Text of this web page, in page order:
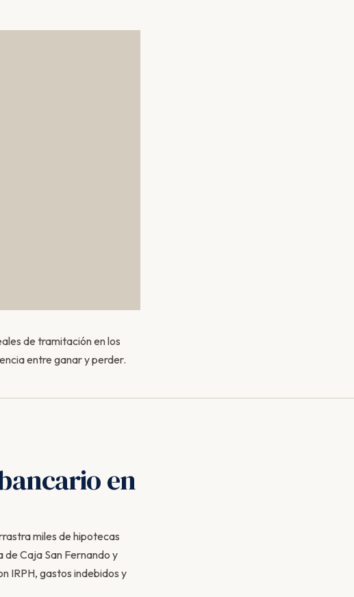
de tramitación en los
entre ganar y perder.
en
miles de hipotecas
de Caja San Fernando y
IRPH, gastos indebidos y